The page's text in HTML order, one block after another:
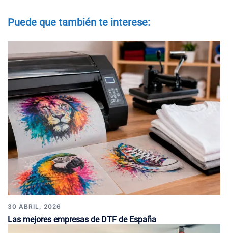
Puede que también te interese:
30 ABRIL, 2026
Las mejores empresas de DTF de España